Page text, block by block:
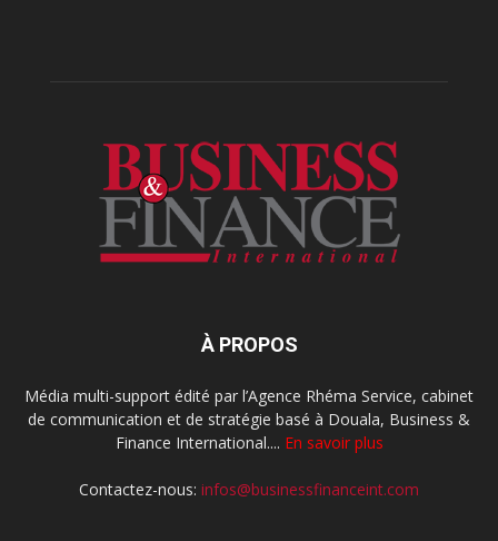
À PROPOS
Média multi-support édité par l’Agence Rhéma Service, cabinet
de communication et de stratégie basé à Douala, Business &
Finance International.... En savoir plus
Contactez-nous: infos@businessfinanceint.com